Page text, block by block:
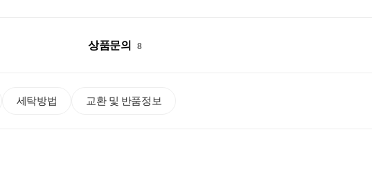
상품문의 8
세탁방법 교환 및 반품정보